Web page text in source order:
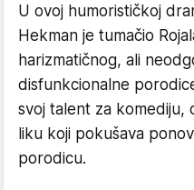
U ovoj humorističkoj
Hekman je tumačio
harizmatičnog, ali
disfunkcionalne
svoj talent za komediju,
liku koji pokušava
porodicu.